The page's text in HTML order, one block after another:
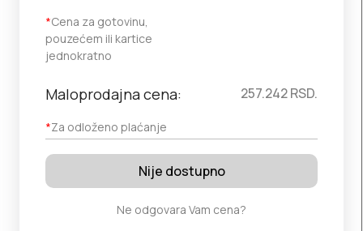
*Cena za gotovinu,
pouzećem ili kartice
jednokratno
Maloprodajna cena:
*Za odloženo plaćanje
257.242RSD.
Nije dostupno
Ne odgovara Vam cena?